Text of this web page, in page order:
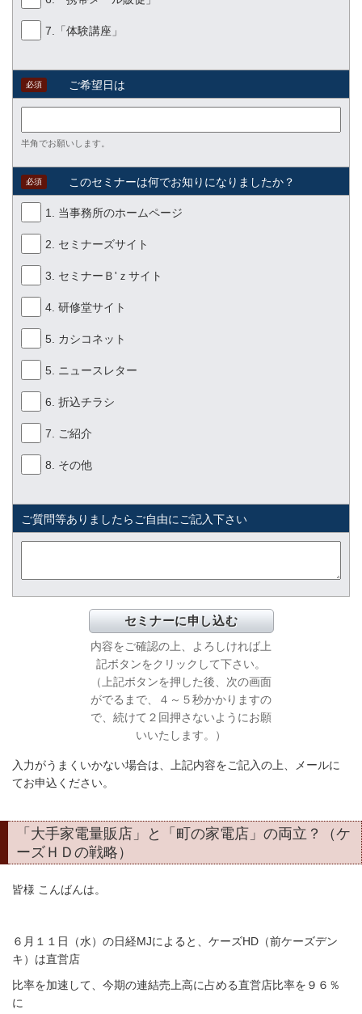
7.「体験講座」
ご希望日は
必須
半角でお願いします。
このセミナーは何でお知りになりましたか？
必須
1. 当事務所のホームページ
2. セミナーズサイト
3. セミナーＢ'ｚサイト
4. 研修堂サイト
5. カシコネット
5. ニュースレター
6. 折込チラシ
7. ご紹介
8. その他
ご質問等ありましたらご自由にご記入下さい
内容をご確認の上、よろしければ上
記ボタンをクリックして下さい。
（上記ボタンを押した後、次の画面
がでるまで、
４～５秒かかりますの
で、続けて２回押さないようにお願
いいたします。）
入力がうまくいかない場合は、上記内容をご記入の上、メールに
てお申込ください。
「大手家電量販店」と「町の家電店」の両立？（ケ
ーズＨＤの戦略）
皆様 こんばんは。
６月１１日（水）の日経MJによると、ケーズHD（前ケーズデン
キ）は直営店
比率を加速して、今期の連結売上高に占める直営店比率を９６％
に